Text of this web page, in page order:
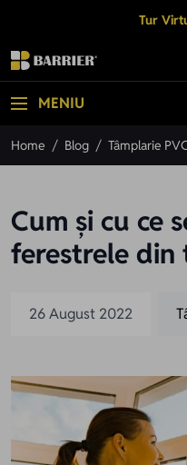
Tur
MENIU
Home / Blog / Tâmplarie
Cum și cu ce
ferestrele din
26 August 2022